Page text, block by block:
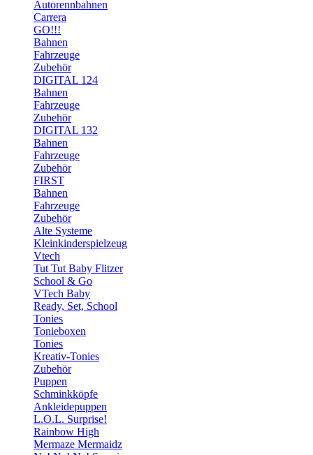
Autorennbahnen
Carrera
GO!!!
Bahnen
Fahrzeuge
Zubehör
DIGITAL 124
Bahnen
Fahrzeuge
Zubehör
DIGITAL 132
Bahnen
Fahrzeuge
Zubehör
FIRST
Bahnen
Fahrzeuge
Zubehör
Alte Systeme
Kleinkinderspielzeug
Vtech
Tut Tut Baby Flitzer
School & Go
VTech Baby
Ready, Set, School
Tonies
Tonieboxen
Tonies
Kreativ-Tonies
Zubehör
Puppen
Schminkköpfe
Ankleidepuppen
L.O.L. Surprise!
Rainbow High
Mermaze Mermaidz